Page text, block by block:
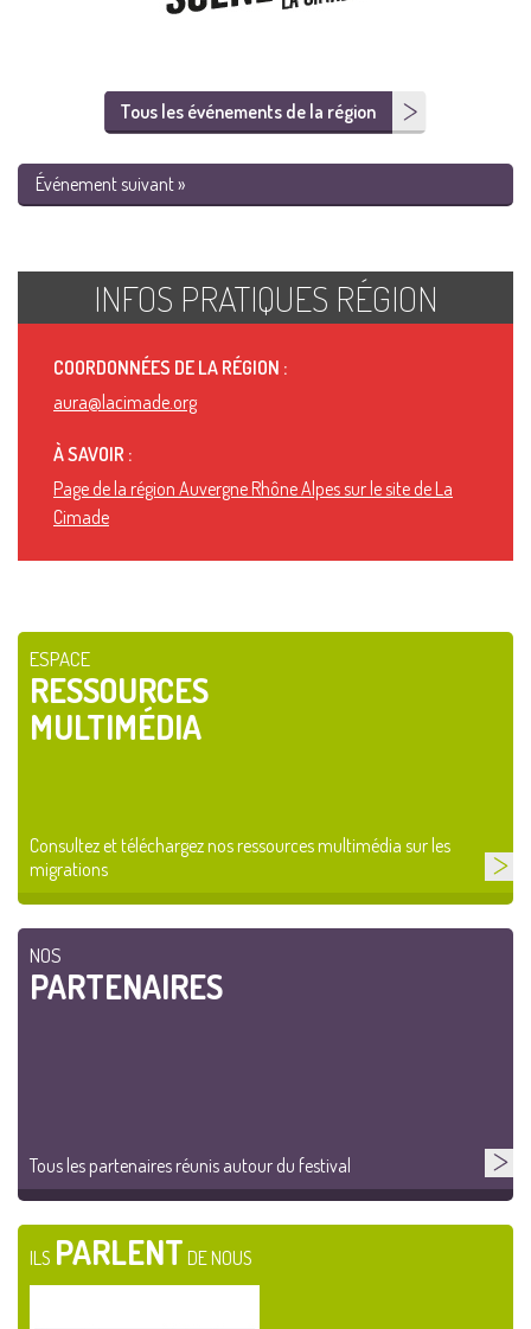
Tous les événements de la région
Événement suivant »
INFOS PRATIQUES RÉGION
COORDONNÉES DE LA RÉGION :
aura@lacimade.org
À SAVOIR :
Page de la région Auvergne Rhône Alpes sur le site de La
Cimade
ESPACE
RESSOURCES
MULTIMÉDIA
Consultez et téléchargez nos ressources multimédia sur les
migrations
NOS
PARTENAIRES
Tous les partenaires réunis autour du festival
ILS PARLENT DE NOUS